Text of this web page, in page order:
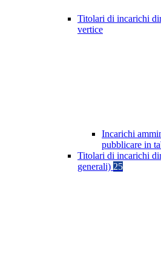
Titolari di incarichi
vertice
Incarichi
pubblicare in
Titolari di incarichi
generali) 25